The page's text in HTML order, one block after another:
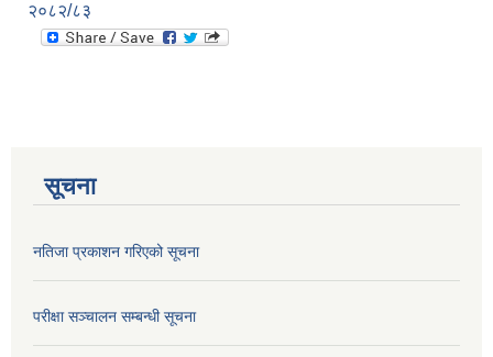
२०८२/८३
सूचना
नतिजा प्रकाशन गरिएको सूचना
परीक्षा सञ्चालन सम्बन्धी सूचना